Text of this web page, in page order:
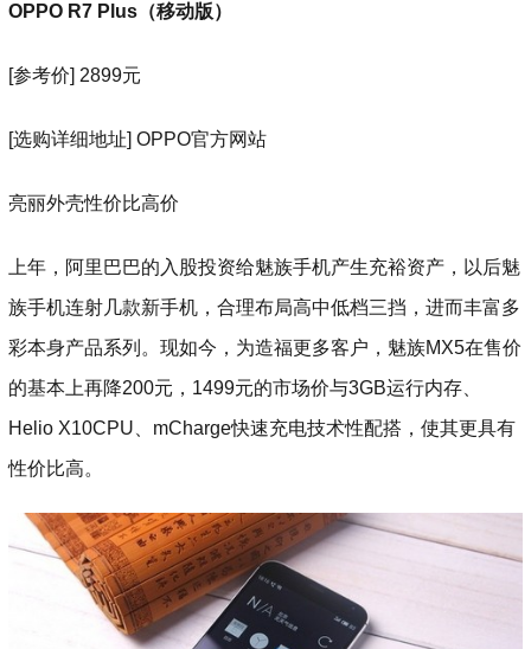
OPPO R7 Plus（移动版）
[参考价] 2899元
[选购详细地址] OPPO官方网站
亮丽外壳性价比高价
上年，阿里巴巴的入股投资给魅族手机产生充裕资产，以后魅
族手机连射几款新手机，合理布局高中低档三挡，进而丰富多
彩本身产品系列。现如今，为造福更多客户，魅族MX5在售价
的基本上再降200元，1499元的市场价与3GB运行内存、
Helio X10CPU、mCharge快速充电技术性配搭，使其更具有
性价比高。